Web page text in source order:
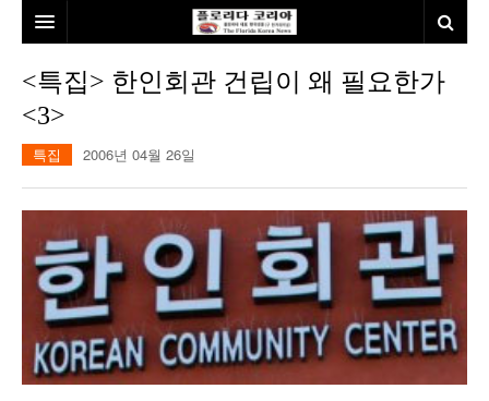
본사소개
뉴스
미국
발행인칼럼
김명열칼럼
이명덕칼럼
김선옥칼럼
건강
본보특집
100인선/독자광장
100인선
여행
<특집> 한인회관 건립이 왜 필요한가
<3>
특집 2006년 04월 26일